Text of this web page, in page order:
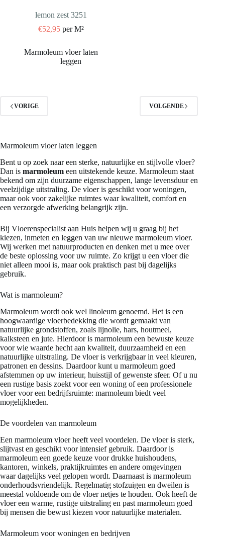
lemon zest 3251
€52,95per M²
VORIGE VOLGENDE
Marmoleum vloer laten leggen
Bent u op zoek naar een sterke, natuurlijke en stijlvolle vloer?
Dan is marmoleum een uitstekende keuze. Marmoleum staat
bekend om zijn duurzame eigenschappen, lange levensduur en
veelzijdige uitstraling. De vloer is geschikt voor woningen,
maar ook voor zakelijke ruimtes waar kwaliteit, comfort en
een verzorgde afwerking belangrijk zijn.
Bij Vloerenspecialist aan Huis helpen wij u graag bij het
kiezen, inmeten en leggen van uw nieuwe marmoleum vloer.
Wij werken met natuurproducten en denken met u mee over
de beste oplossing voor uw ruimte. Zo krijgt u een vloer die
niet alleen mooi is, maar ook praktisch past bij dagelijks
gebruik.
Wat is marmoleum?
Marmoleum wordt ook wel linoleum genoemd. Het is een
hoogwaardige vloerbedekking die wordt gemaakt van
natuurlijke grondstoffen, zoals lijnolie, hars, houtmeel,
kalksteen en jute. Hierdoor is marmoleum een bewuste keuze
voor wie waarde hecht aan kwaliteit, duurzaamheid en een
natuurlijke uitstraling. De vloer is verkrijgbaar in veel kleuren,
patronen en dessins. Daardoor kunt u marmoleum goed
afstemmen op uw interieur, huisstijl of gewenste sfeer. Of u nu
een rustige basis zoekt voor een woning of een professionele
vloer voor een bedrijfsruimte: marmoleum biedt veel
mogelijkheden.
De voordelen van marmoleum
Een marmoleum vloer heeft veel voordelen. De vloer is sterk,
slijtvast en geschikt voor intensief gebruik. Daardoor is
marmoleum een goede keuze voor drukke huishoudens,
kantoren, winkels, praktijkruimtes en andere omgevingen
waar dagelijks veel gelopen wordt. Daarnaast is marmoleum
onderhoudsvriendelijk. Regelmatig stofzuigen en dweilen is
meestal voldoende om de vloer netjes te houden. Ook heeft de
vloer een warme, rustige uitstraling en past marmoleum goed
bij mensen die bewust kiezen voor natuurlijke materialen.
Marmoleum voor woningen en bedrijven